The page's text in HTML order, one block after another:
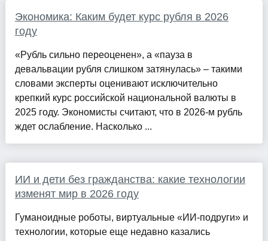
Экономика: Каким будет курс рубля в 2026
году
«Рубль сильно переоценен», а «пауза в
девальвации рубля слишком затянулась» – такими
словами эксперты оценивают исключительно
крепкий курс российской национальной валюты в
2025 году. Экономисты считают, что в 2026-м рубль
ждет ослабление. Насколько ...
ИИ и дети без гражданства: какие технологии
изменят мир в 2026 году
Гуманоидные роботы, виртуальные «ИИ-подруги» и
технологии, которые еще недавно казались